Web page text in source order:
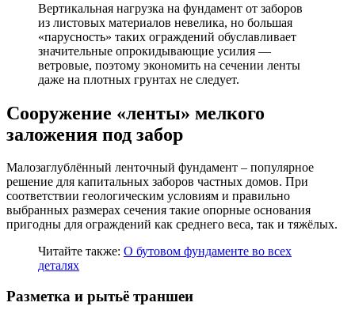
Вертикальная нагрузка на фундамент от заборов
из листовых материалов невелика, но большая
«парусность» таких ограждений обуславливает
значительные опрокидывающие усилия —
ветровые, поэтому экономить на сечении ленты
даже на плотных грунтах не следует.
Сооружение «ленты» мелкого
заложения под забор
Малозаглублённый ленточный фундамент – популярное
решение для капитальных заборов частных домов. При
соответствии геологическим условиям и правильно
выбранных размерах сечения такие опорные основания
пригодны для ограждений как среднего веса, так и тяжёлых.
Читайте также: О бутовом фундаменте во всех
деталях
Разметка и рытьё траншеи